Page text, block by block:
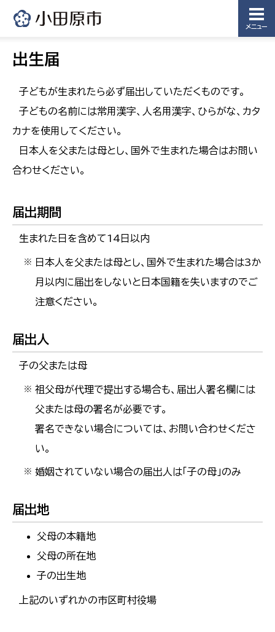
メニュー
出生届
子どもが生まれたら必ず届出していただくものです。
子どもの名前には常用漢字、人名用漢字、ひらがな、カタ
カナを使用してください。
日本人を父または母とし、国外で生まれた場合はお問い
合わせください。
届出期間
生まれた日を含めて14日以内
※
日本人を父または母とし、国外で生まれた場合は3か
月以内に届出をしないと日本国籍を失いますのでご
注意ください。
届出人
子の父または母
※ 祖父母が代理で提出する場合も、届出人署名欄には
父または母の署名が必要です。
署名できない場合については、お問い合わせくださ
い。
※ 婚姻されていない場合の届出人は「子の母」のみ
届出地
父母の本籍地
父母の所在地
子の出生地
上記のいずれかの市区町村役場